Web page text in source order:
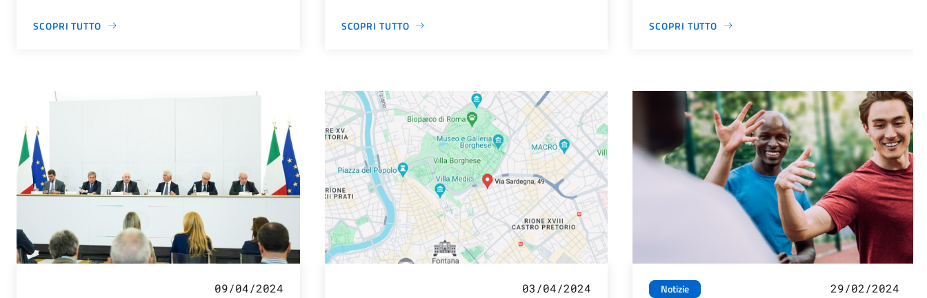
SCOPRI TUTTO SCOPRI TUTTO SCOPRI TUTTO
09/04/2024 03/04/2024 Notizie 29/02/2024